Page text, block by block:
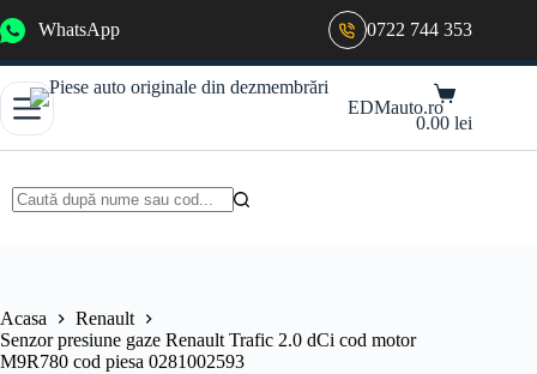
la
WhatsApp 0722 744 353
EDMauto.ro
Coș
de
cumpărături
0.00lei
Acasa
Renault
Senzor presiune gaze Renault Trafic 2.0 dCi cod motor
M9R780 cod piesa 0281002593